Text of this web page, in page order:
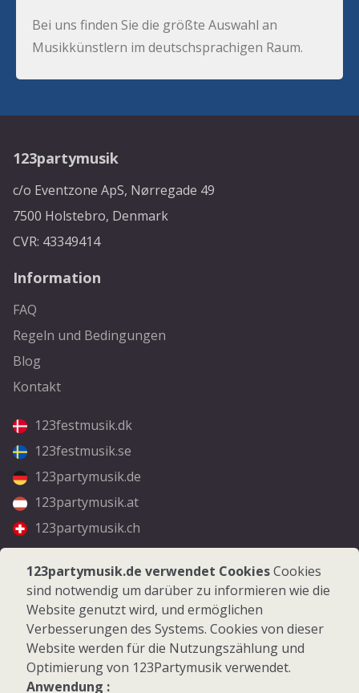
Bei uns finden Sie die größte Auswahl an
Musikkünstlern im deutschsprachigen Raum.
123partymusik
c/o Eventzone ApS, Nørregade 49
7500 Holstebro, Denmark
CVR: 43349414
Information
FAQ
Regeln und Bedingungen
Blog
Kontakt
123festmusik.dk
123festmusik.se
123partymusik.de
123partymusik.at
123partymusik.ch
Folgen Sie uns
Facebook
Instagram
123partymusik.de verwendet CookiesCookies
sind notwendig um darüber zu informieren wie die
Website genutzt wird, und ermöglichen
Verbesserungen des Systems. Cookies von dieser
Website werden für die Nutzungszählung und
Optimierung von 123Partymusik verwendet.
Anwendung :